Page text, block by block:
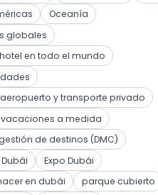
Oceanía
globales
en todo el mundo
y transporte privado
a medida
de destinos (DMC)
Expo Dubái
en dubái
parque cubierto